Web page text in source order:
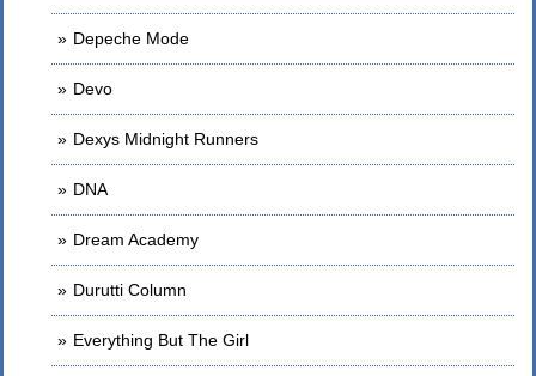
Depeche Mode
Devo
Dexys Midnight Runners
DNA
Dream Academy
Durutti Column
Everything But The Girl